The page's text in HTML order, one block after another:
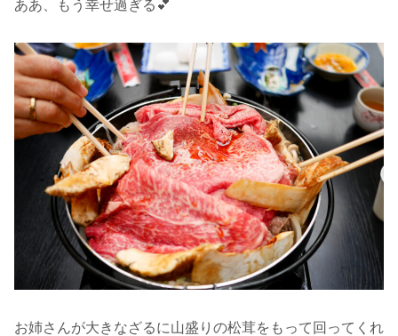
ああ、もう幸せ過ぎる💕
お姉さんが大きなざるに山盛りの松茸をもって回ってくれ